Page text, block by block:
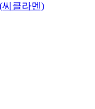
씨클라멘)